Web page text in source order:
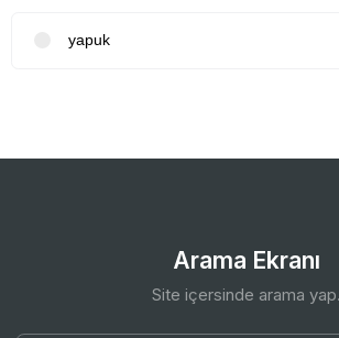
yapuk
Arama Ekranı
Site içersinde arama yap.